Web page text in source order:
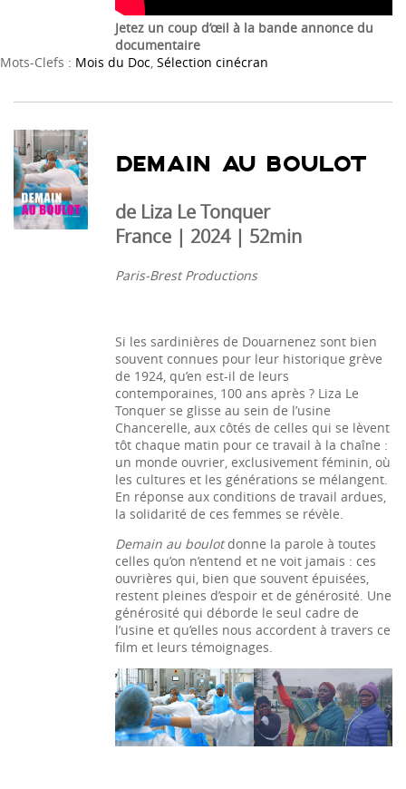
Jetez un coup d’œil à la bande annonce du
documentaire
Mots-Clefs : Mois du Doc, Sélection cinécran
DEMAIN AU BOULOT
de Liza Le Tonquer
France | 2024 | 52min
Paris-Brest Productions
Si les sardinières de Douarnenez sont bien
souvent connues pour leur historique grève
de 1924, qu’en est-il de leurs
contemporaines, 100 ans après ? Liza Le
Tonquer se glisse au sein de l’usine
Chancerelle, aux côtés de celles qui se lèvent
tôt chaque matin pour ce travail à la chaîne :
un monde ouvrier, exclusivement féminin, où
les cultures et les générations se mélangent.
En réponse aux conditions de travail ardues,
la solidarité de ces femmes se révèle.
Demain au boulotdonne la parole à toutes
celles qu’on n’entend et ne voit jamais : ces
ouvrières qui, bien que souvent épuisées,
restent pleines d’espoir et de générosité. Une
générosité qui déborde le seul cadre de
l’usine et qu’elles nous accordent à travers ce
film et leurs témoignages.